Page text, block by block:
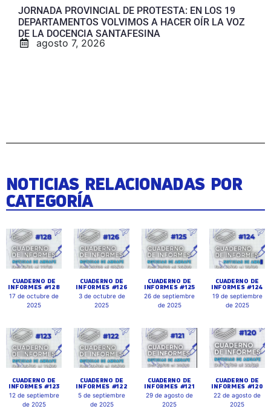
JORNADA PROVINCIAL DE PROTESTA: EN LOS 19
DEPARTAMENTOS VOLVIMOS A HACER OÍR LA VOZ
DE LA DOCENCIA SANTAFESINA
agosto 7, 2026
NOTICIAS RELACIONADAS POR
CATEGORÍA
CUADERNO DE
INFORMES #128
17 de octubre de
2025
CUADERNO DE
INFORMES #126
3 de octubre de
2025
CUADERNO DE
INFORMES #125
26 de septiembre
de 2025
CUADERNO DE
INFORMES #124
19 de septiembre
de 2025
CUADERNO DE
INFORMES #123
12 de septiembre
de 2025
CUADERNO DE
INFORMES #122
5 de septiembre
de 2025
CUADERNO DE
INFORMES #121
29 de agosto de
2025
CUADERNO DE
INFORMES #120
22 de agosto de
2025